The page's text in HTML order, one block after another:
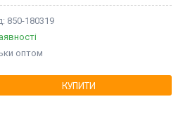
850-180319
оптом
КУПИТИ